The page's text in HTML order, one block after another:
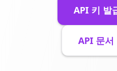
API 키 발
API 문서